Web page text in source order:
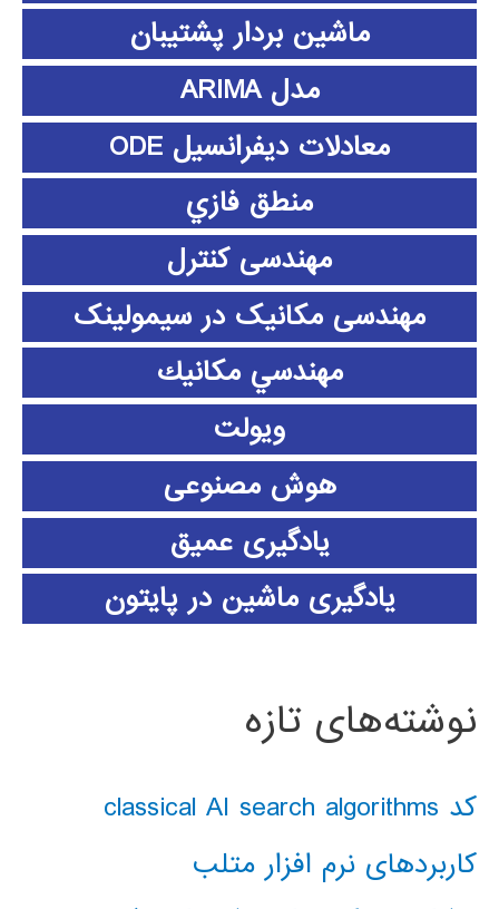
ماشین بردار پشتیبان
مدل ARIMA
معادلات دیفرانسیل ODE
منطق فازي
مهندسی کنترل
مهندسی مکانیک در سیمولینک
مهندسي مكانيك
ویولت
هوش مصنوعی
یادگیری عمیق
یادگیری ماشین در پایتون
نوشته‌های تازه
کد classical AI search algorithms
کاربردهای نرم افزار متلب